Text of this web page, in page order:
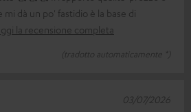
dà un po' fastidio è la base di
la recensione completa
(tradotto automaticamente *)
03/07/2026